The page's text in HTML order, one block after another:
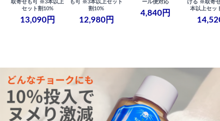
取寄せも可 ※3本以上
セット割10%
13,090円
も可 ※3本以上セット
割10%
12,980円
ール便対応
4,840円
げる ※取寄
本以上セッ